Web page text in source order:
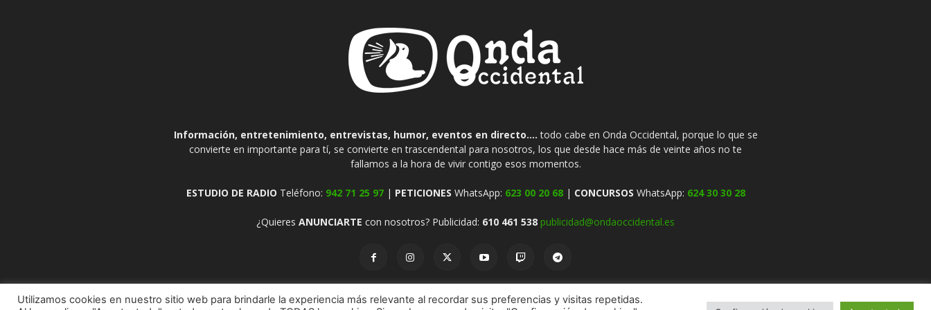
Información, entretenimiento, entrevistas, humor, eventos en directo.... todo cabe en Onda Occidental, porque lo que se
convierte en importante para tí, se convierte en trascendental para nosotros, los que desde hace más de veinte años no te
fallamos a la hora de vivir contigo esos momentos.
ESTUDIO DE RADIO Teléfono: 942 71 25 97| PETICIONES WhatsApp: 623 00 20 68| CONCURSOS WhatsApp: 624 30 30 28
¿Quieres ANUNCIARTE con nosotros? Publicidad: 610 461 538 publicidad@ondaoccidental.es
Utilizamos cookies en nuestro sitio web para brindarle la experiencia más relevante al recordar sus preferencias y visitas repetidas.